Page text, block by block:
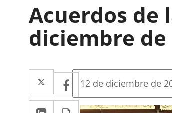
Acuerdos de
diciembre de
Twitter
Enlace
a
Facebook
Enlace
a
Linkedin
EnlacePrint
Fecha
la
noticia
12 de diciembre de